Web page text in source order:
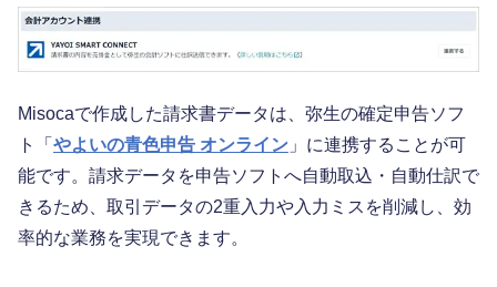
Misocaで作成した請求書データは、弥生の確定申告ソフ
ト「 やよいの青色申告 オンライン 」に連携することが可
能です。請求データを申告ソフトへ自動取込・自動仕訳で
きるため、取引データの2重入力や入力ミスを削減し、効
率的な業務を実現できます。